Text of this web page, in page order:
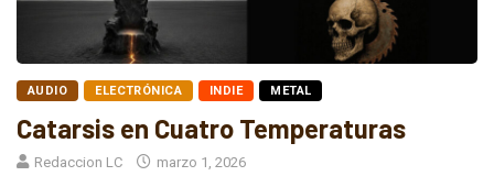
AUDIO ELECTRÓNICA INDIE METAL
Catarsis en Cuatro Temperaturas
Redaccion LC marzo 1, 2026